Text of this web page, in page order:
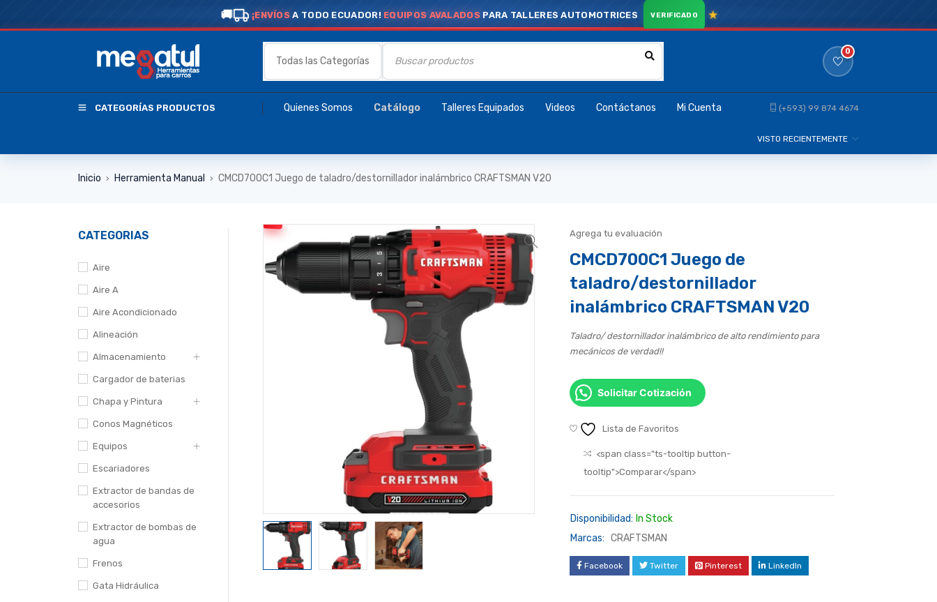
¡ENVÍOSA TODO ECUADOR! EQUIPOS AVALADOSPARA TALLERES AUTOMOTRICES
0
CATEGORÍAS PRODUCTOS Quienes Somos Catálogo Talleres Equipados Videos Contáctanos Mi Cuenta (+593) 99 874 4674
VISTO RECIENTEMENTE
Inicio › Herramienta Manual › CMCD700C1 Juego de taladro/destornillador inalámbrico CRAFTSMAN V20
CATEGORIAS
Aire
Aire A
Aire Acondicionado
Alineación
Almacenamiento
Cargador de baterias
Chapa y Pintura
Conos Magnéticos
Equipos
Escariadores
Extractor de bandas de
accesorios
Extractor de bombas de
agua
Frenos
Gata Hidráulica
Agrega tu evaluación
CMCD700C1 Juego de
taladro/destornillador
inalámbrico CRAFTSMAN V20
Taladro/ destornillador inalámbrico de alto rendimiento para
mecánicos de verdad!!
Solicitar Cotización
Lista de Favoritos
<span class="ts-tooltip button-
tooltip">Comparar</span>
Disponibilidad: In Stock
Marcas: CRAFTSMAN
Facebook Twitter Pinterest LinkedIn